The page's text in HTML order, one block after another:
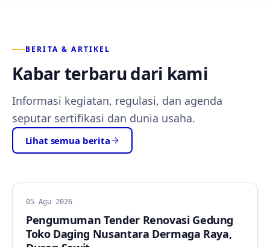
BERITA & ARTIKEL
Kabar terbaru dari kami
Informasi kegiatan, regulasi, dan agenda
seputar sertifikasi dan dunia usaha.
Lihat semua berita
BERITA
05 Agu 2026
Pengumuman Tender Renovasi Gedung
Toko Daging Nusantara Dermaga Raya,